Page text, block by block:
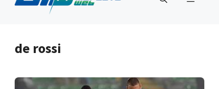
contenuto
de rossi